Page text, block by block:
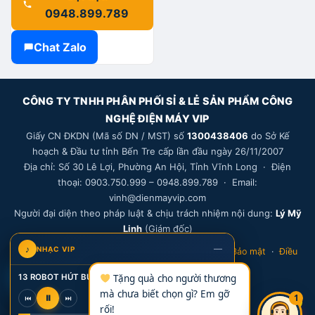
47.990.000 ₫.
44.990.000 ₫.
0948.899.789
Chat Zalo
V
CÔNG TY TNHH PHÂN PHỐI SỈ & LẺ SẢN PHẨM CÔNG
NGHỆ ĐIỆN MÁY VIP
Giấy CN ĐKDN (Mã số DN / MST) số 1300438406 do Sở Kế
hoạch & Đầu tư tỉnh Bến Tre cấp lần đầu ngày 26/11/2007
Địa chỉ: Số 30 Lê Lợi, Phường An Hội, Tỉnh Vĩnh Long · Điện
thoại: 0903.750.999 – 0948.899.789 · Email:
vinh@dienmayvip.com
Người đại diện theo pháp luật & chịu trách nhiệm nội dung: Lý Mỹ
Linh(Giám đốc)
Bảo hành·Đổi trả Thanh toán· Bảo mật ·Điều
khoản·Khiếu nại·Thông tin DN
Tặng quà cho người thương
mà chưa biết chọn gì? Em gỡ
rối!
1
♪ NHẠC VIP —
13 ROBOT HÚT BỤI TRẢ GÓP GIÚP VỢ (bản 3)
⏮ ⏸ ⏭ 1